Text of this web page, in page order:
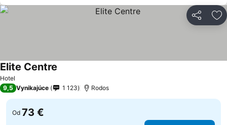
Zdieľať
Hotel
Elite Centre
9,5 Vynikajúce 1 123 Rodos
Od 73 €